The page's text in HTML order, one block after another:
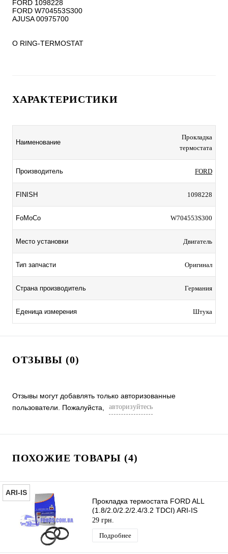
FORD 1098228
FORD W704553S300
AJUSA 00975700
O RING-TERMOSTAT
ХАРАКТЕРИСТИКИ
Наименование
Прокладка
термостата
Производитель FORD
FINISH 1098228
FoMoCo W704553S300
Место установки Двигатель
Тип запчасти Оригинал
Страна производитель Германия
Еденица измерения Штука
ОТЗЫВЫ (0)
Отзывы могут добавлять только авторизованные
пользователи. Пожалуйста,
авторизуйтесь
ПОХОЖИЕ ТОВАРЫ (4)
ARI-IS
Прокладка термостата FORD ALL
(1.8/2.0/2.2/2.4/3.2 TDCI) ARI-IS
29 грн.
Подробнее